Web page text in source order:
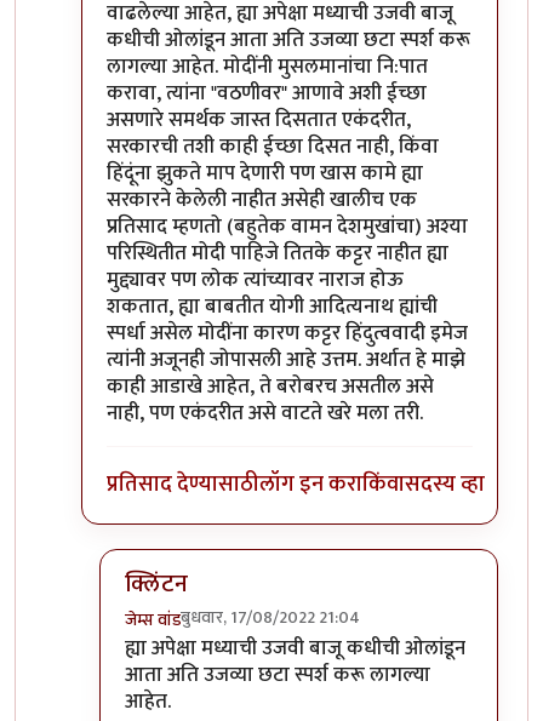
वाढलेल्या आहेत, ह्या अपेक्षा मध्याची उजवी बाजू
कधीची ओलांडून आता अति उजव्या छटा स्पर्श करू
लागल्या आहेत. मोदींनी मुसलमानांचा नि:पात
करावा, त्यांना "वठणीवर" आणावे अशी ईच्छा
असणारे समर्थक जास्त दिसतात एकंदरीत,
सरकारची तशी काही ईच्छा दिसत नाही, किंवा
हिंदूंना झुकते माप देणारी पण खास कामे ह्या
सरकारने केलेली नाहीत असेही खालीच एक
प्रतिसाद म्हणतो (बहुतेक वामन देशमुखांचा) अश्या
परिस्थितीत मोदी पाहिजे तितके कट्टर नाहीत ह्या
मुद्द्यावर पण लोक त्यांच्यावर नाराज होऊ
शकतात, ह्या बाबतीत योगी आदित्यनाथ ह्यांची
स्पर्धा असेल मोदींना कारण कट्टर हिंदुत्ववादी इमेज
त्यांनी अजूनही जोपासली आहे उत्तम. अर्थात हे माझे
काही आडाखे आहेत, ते बरोबरच असतील असे
नाही, पण एकंदरीत असे वाटते खरे मला तरी.
प्रतिसाद देण्यासाठीलॉग इन कराकिंवासदस्य व्हा
क्लिंटन
जेम्स वांडबुधवार, 17/08/2022 21:04
In reply toनाराजी पसरायची ती पसरणारच साहेब
ह्या अपेक्षा मध्याची उजवी बाजू कधीची ओलांडून
आता अति उजव्या छटा स्पर्श करू लागल्या
आहेत.